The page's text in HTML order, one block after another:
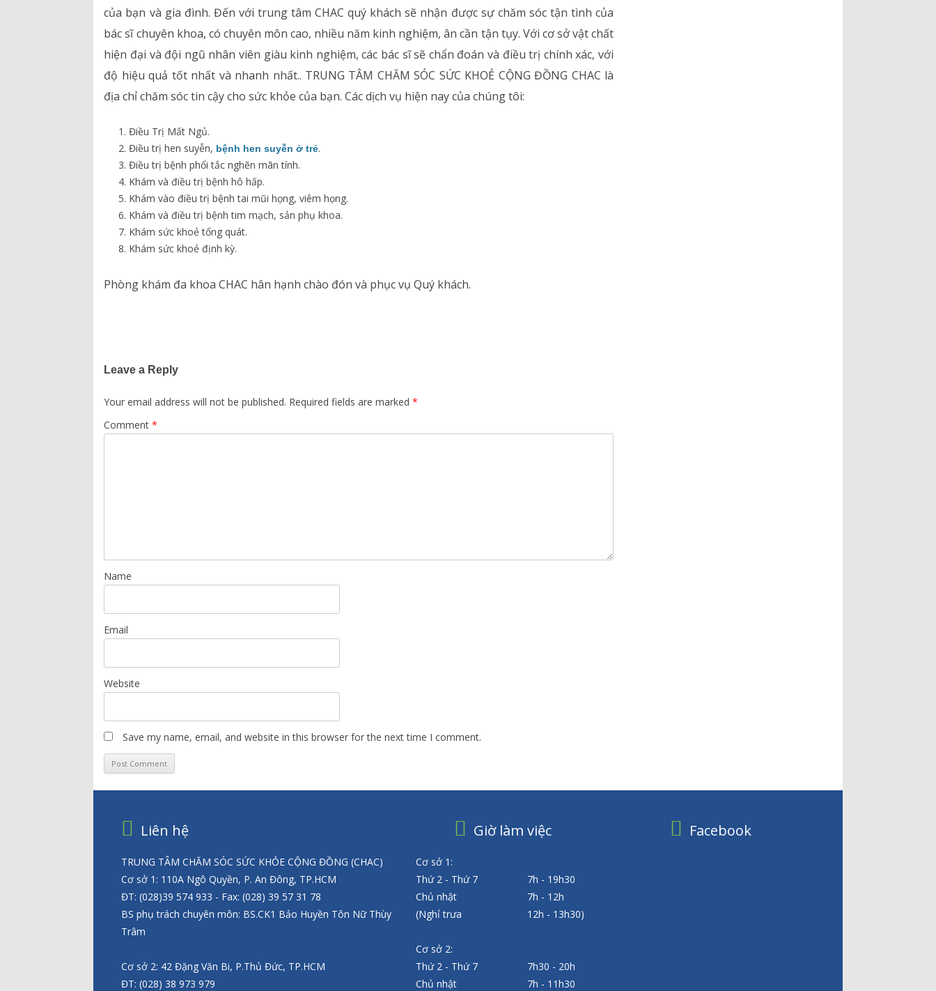
của bạn và gia đình. Đến với trung tâm CHAC quý khách sẽ nhận được sự chăm sóc tận tình của
bác sĩ chuyên khoa, có chuyên môn cao, nhiều năm kinh nghiệm, ân cần tận tụy. Với cơ sở vật chất
hiện đại và đội ngũ nhân viên giàu kinh nghiệm, các bác sĩ sẽ chẩn đoán và điều trị chính xác, với
độ hiệu quả tốt nhất và nhanh nhất.. TRUNG TÂM CHĂM SÓC SỨC KHOẺ CỘNG ĐỒNG CHAC là
địa chỉ chăm sóc tin cậy cho sức khỏe của bạn. Các dịch vụ hiện nay của chúng tôi:
Điều Trị Mất Ngủ.
Điều trị hen suyễn, bệnh hen suyễn ở trẻ.
Điều trị bệnh phổi tắc nghẽn mãn tính.
Khám và điều trị bệnh hô hấp.
Khám vào điều trị bệnh tai mũi họng, viêm họng.
Khám và điều trị bệnh tim mạch, sản phụ khoa.
Khám sức khoẻ tổng quát.
Khám sức khoẻ định kỳ.
Phòng khám đa khoa CHAC hân hạnh chào đón và phục vụ Quý khách.
Leave a Reply
Your email address will not be published. Required fields are marked*
Comment*
Name
Email
Website
Save my name, email, and website in this browser for the next time I comment.
Liên hệ
TRUNG TÂM CHĂM SÓC SỨC KHỎE CỘNG ĐỒNG (CHAC)
Cơ sở 1: 110A Ngô Quyền, P. An Đông, TP.HCM
ĐT: (028)39 574 933 - Fax: (028) 39 57 31 78
BS phụ trách chuyên môn: BS.CK1 Bảo Huyền Tôn Nữ Thùy
Trâm
Cơ sở 2: 42 Đặng Văn Bi, P.Thủ Đức, TP.HCM
ĐT: (028) 38 973 979
Giờ làm việc
Cơ sở 1:
Thứ 2 - Thứ 7
7h - 19h30
Chủ nhật
7h - 12h
(Nghỉ trưa
12h - 13h30)
Cơ sở 2:
Thứ 2 - Thứ 7
7h30 - 20h
Chủ nhật
7h - 11h30
Facebook